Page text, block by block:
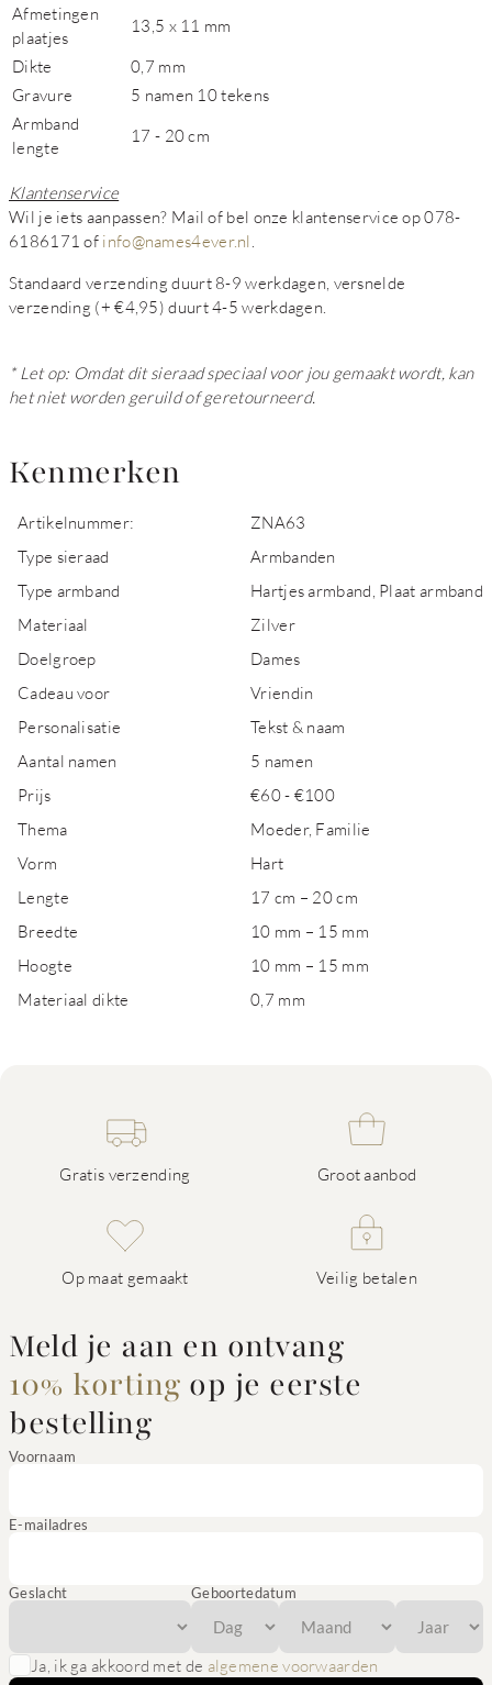
Afmetingen
plaatjes
13,5 x 11 mm
Dikte
0,7 mm
Gravure
5 namen 10 tekens
Armband
lengte
17 - 20 cm
Klantenservice
Wil je iets aanpassen? Mail of bel onze klantenservice op 078-
6186171 of info@names4ever.nl
Standaard verzending duurt 8-9 werkdagen, versnelde
verzending (+ €4,95) duurt 4-5 werkdagen.
* Let op: Omdat dit sieraad speciaal voor jou gemaakt wordt, kan
het niet worden geruild of geretourneerd.
Kenmerken
Artikelnummer:
ZNA63
Type sieraad
Armbanden
Type armband
Hartjes armband, Plaat armband
Materiaal
Zilver
Doelgroep
Dames
Cadeau voor
Vriendin
Personalisatie
Tekst & naam
Aantal namen
5 namen
Prijs
€60 - €100
Thema
Moeder, Familie
Vorm
Hart
Lengte
17 cm – 20 cm
Breedte
10 mm – 15 mm
Hoogte
10 mm – 15 mm
Materiaal dikte
0,7 mm
Gratis verzending Groot aanbod
Op maat gemaakt Veilig betalen
Meld je aan en ontvang
10% korting op je eerste
bestelling
Voornaam
E-mailadres
Geslacht Geboortedatum
Ja, ik ga akkoord met de algemene voorwaarden